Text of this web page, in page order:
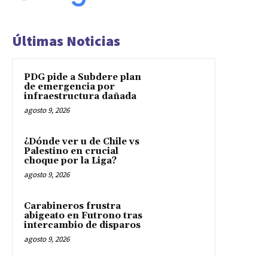
Últimas Noticias
PDG pide a Subdere plan
de emergencia por
infraestructura dañada
agosto 9, 2026
¿Dónde ver u de Chile vs
Palestino en crucial
choque por la Liga?
agosto 9, 2026
Carabineros frustra
abigeato en Futrono tras
intercambio de disparos
agosto 9, 2026